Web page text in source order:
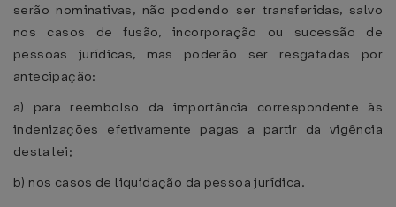
serão nominativas, não podendo ser transferidas, salvo
nos casos de fusão, incorporação ou sucessão de
pessoas jurídicas, mas poderão ser resgatadas por
antecipação:
a) para reembolso da importância correspondente às
indenizações efetivamente pagas a partir da vigência
desta lei;
b) nos casos de liquidação da pessoa jurídica.